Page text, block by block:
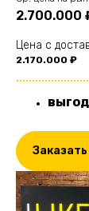
2.700.000
Цена с
2.170.000 ₽